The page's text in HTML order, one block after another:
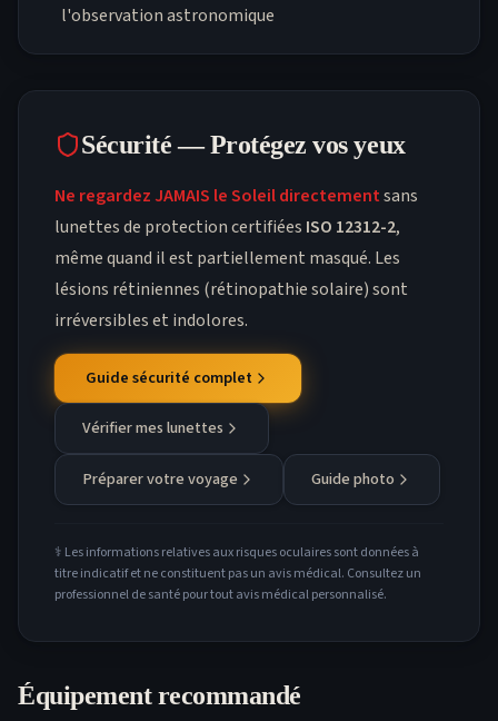
l'observation astronomique
Sécurité — Protégez vos yeux
Ne regardez JAMAIS le Soleil directementsans
lunettes de protection certifiées ISO 12312-2,
même quand il est partiellement masqué. Les
lésions rétiniennes (rétinopathie solaire) sont
irréversibles et indolores.
Guide sécurité complet
Vérifier mes lunettes
Préparer votre voyage Guide photo
⚕️ Les informations relatives aux risques oculaires sont données à
titre indicatif et ne constituent pas un avis médical. Consultez un
professionnel de santé pour tout avis médical personnalisé.
Équipement recommandé